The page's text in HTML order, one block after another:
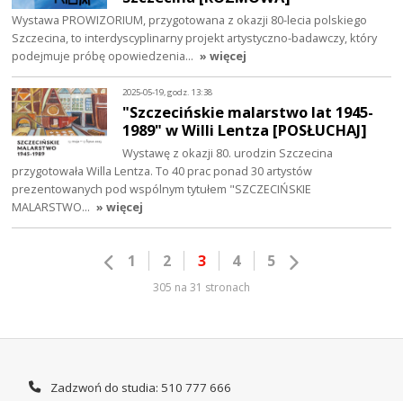
Wystawa PROWIZORIUM, przygotowana z okazji 80-lecia polskiego
Szczecina, to interdyscyplinarny projekt artystyczno-badawczy, który
podejmuje próbę opowiedzenia… » więcej
2025-05-19, godz. 13:38
"Szczecińskie malarstwo lat 1945-
1989" w Willi Lentza [POSŁUCHAJ]
Wystawę z okazji 80. urodzin Szczecina
przygotowała Willa Lentza. To 40 prac ponad 30 artystów
prezentowanych pod wspólnym tytułem "SZCZECIŃSKIE
MALARSTWO… » więcej
1 2 3 4 5
305 na 31 stronach
Zadzwoń do studia: 510 777 666